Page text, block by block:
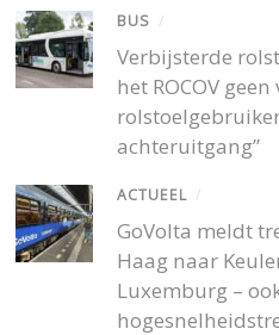
BUS /
Verbijsterde
het ROCOV
achteruitgang”
ACTUEEL /
GoVolta meldt
Haag naar
Luxemburg –